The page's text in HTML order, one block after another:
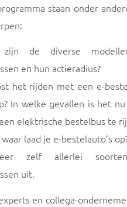
staan onder
de diverse
en hun actieradius?
het rijden met een e-
In welke gevallen is het
elektrische bestelbus te
laad je e-bestelauto’s
zelf allerlei
uit.
en collega-